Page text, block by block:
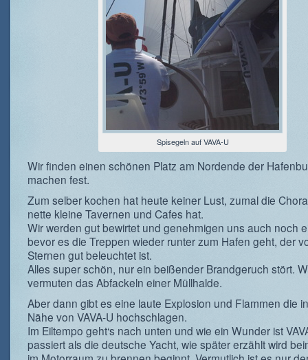
Spisegeln auf VAVA-U
Wir finden einen schönen Platz am Nordende der
machen fest.
Zum selber kochen hat heute keiner Lust, zumal die
nette kleine Tavernen und Cafes hat.
Wir werden gut bewirtet und genehmigen uns auch noch
bevor es die Treppen wieder runter zum Hafen geht, der
Sternen gut beleuchtet ist.
Alles super schön, nur ein beißender Brandgeruch stört.
vermuten das Abfackeln einer Müllhalde.
Aber dann gibt es eine laute Explosion und Flammen die
Nähe von VAVA-U hochschlagen.
Im Eiltempo geht‘s nach unten und wie ein Wunder ist
passiert als die deutsche Yacht, wie später erzählt wird